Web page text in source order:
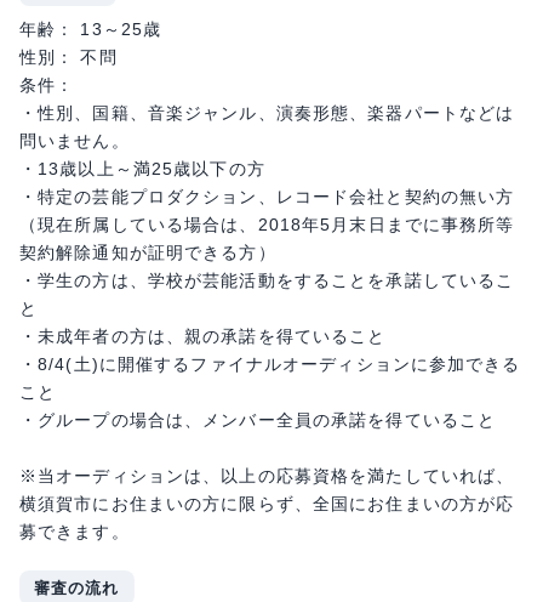
年齢： 13～25歳
性別： 不問
条件：
・性別、国籍、音楽ジャンル、演奏形態、楽器パートなどは
問いません。
・13歳以上～満25歳以下の方
・特定の芸能プロダクション、レコード会社と契約の無い方
（現在所属している場合は、2018年5月末日までに事務所等
契約解除通知が証明できる方）
・学生の方は、学校が芸能活動をすることを承諾しているこ
と
・未成年者の方は、親の承諾を得ていること
・8/4(土)に開催するファイナルオーディションに参加できる
こと
・グループの場合は、メンバー全員の承諾を得ていること
※当オーディションは、以上の応募資格を満たしていれば、
横須賀市にお住まいの方に限らず、全国にお住まいの方が応
募できます。
審査の流れ